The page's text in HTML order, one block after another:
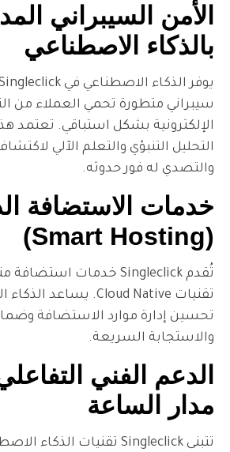
المدعوم
يوفر الذكاء الاصطناعي في Singleclick حلول أمن
تحمي العملاء من التهديدات
استباقي. تعتمد هذه الحلول على
والتعلم الآلي لاكتشاف أي نشاط مشبوه
الذكية
تُقدم Singleclick خدمات استضافة متقدمة تعتمد على
تقنيات Cloud Native. يساعد الذكاء الاصطناعي في
الاستضافة وضمان الأداء العالي
التفاعلي على
تتبنى Singleclick تقنيات الذكاء الاصطناعي في خدمات